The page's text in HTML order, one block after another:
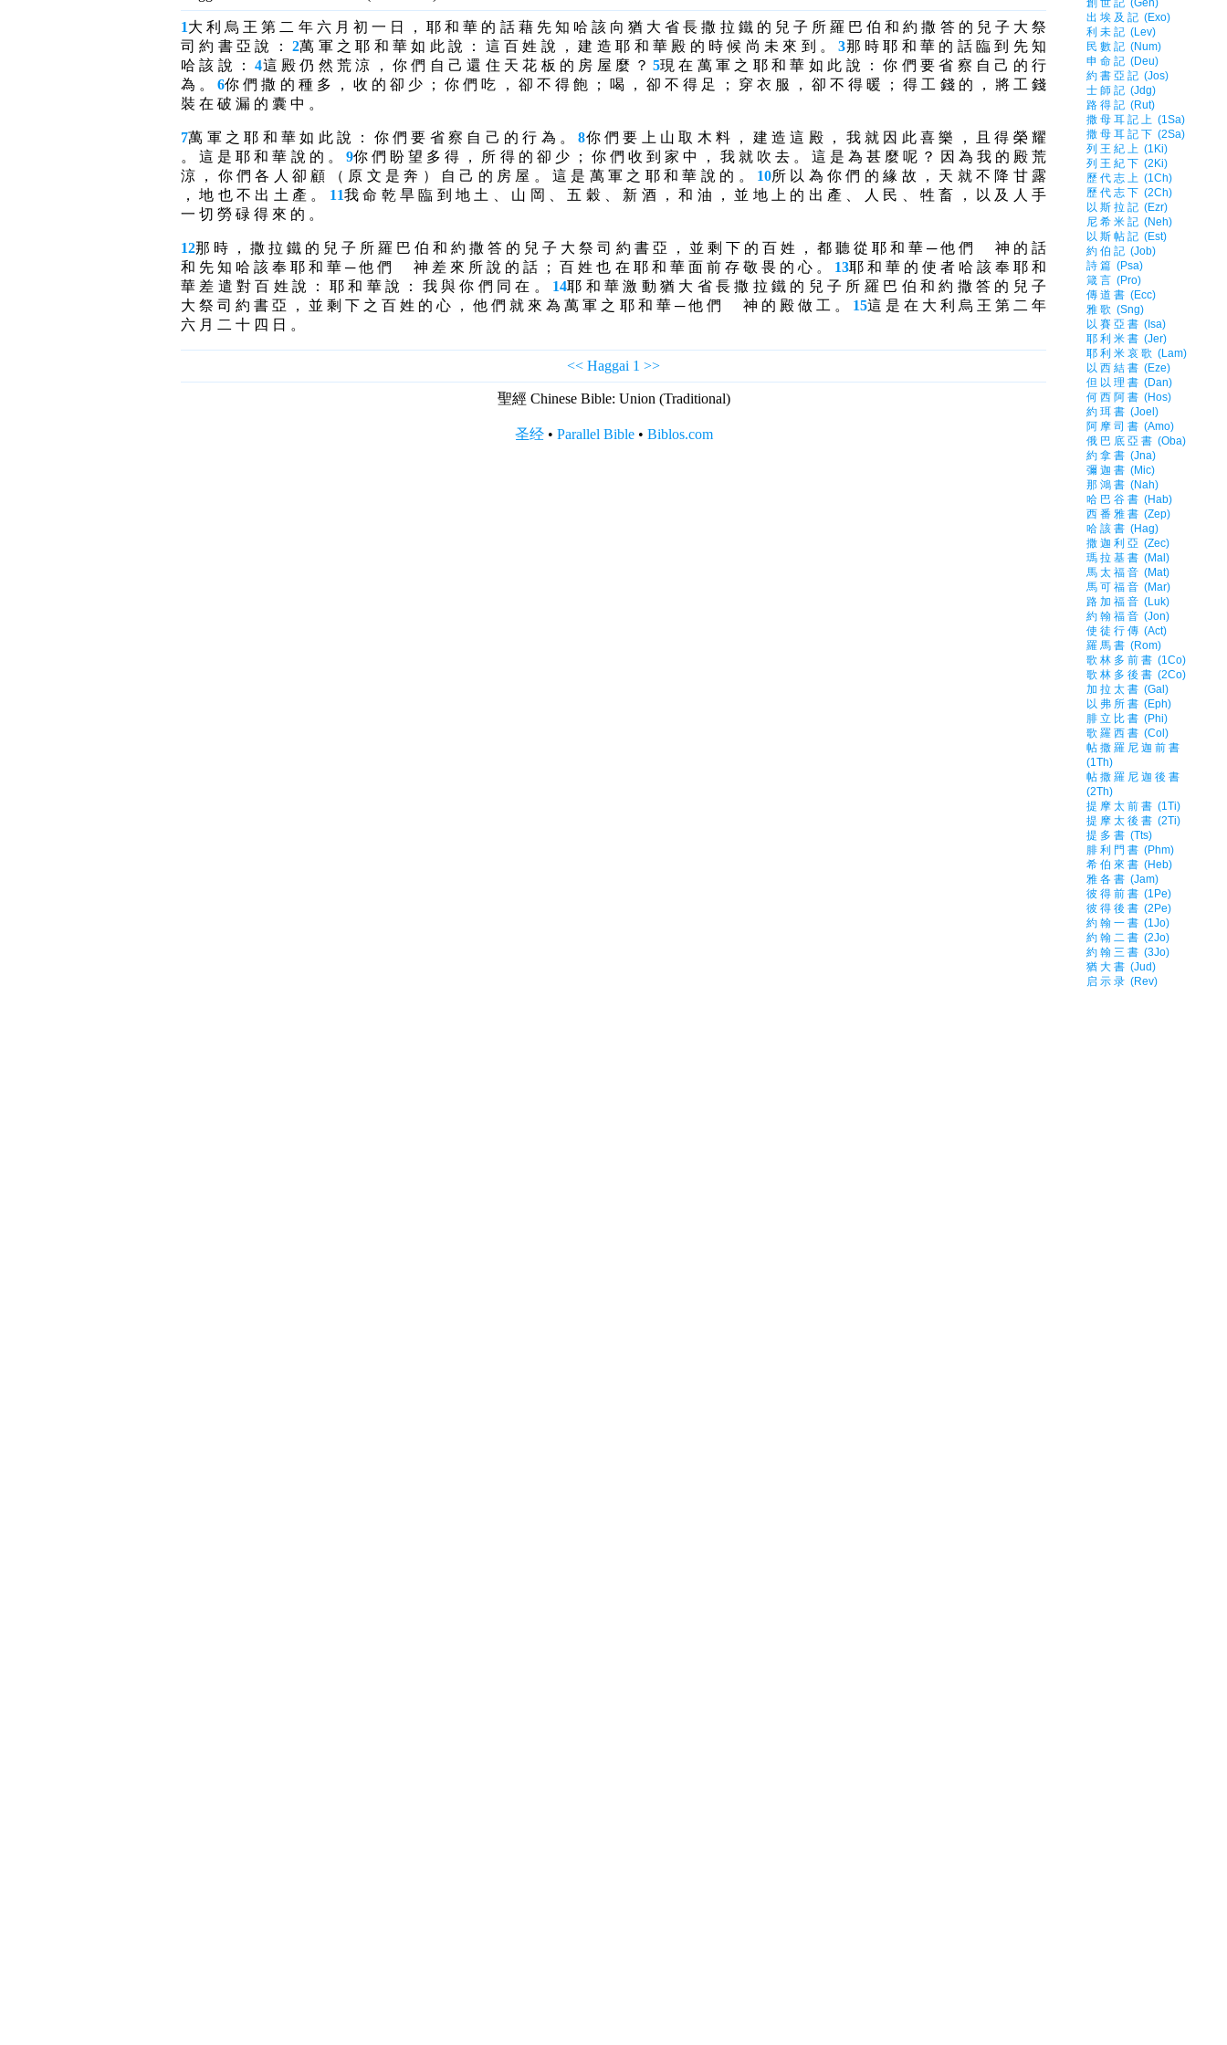
1大 利 烏 王 第 二 年 六 月 初 一 日 ， 耶 和 華 的 話 藉 先 知 哈 該 向 猶 大 省 長 撒 拉 鐵 的 兒 子 所 羅 巴 伯 和 約 撒 答 的 兒 子 大 祭
司 約 書 亞 說 ：2萬 軍 之 耶 和 華 如 此 說 ： 這 百 姓 說 ， 建 造 耶 和 華 殿 的 時 候 尚 未 來 到 。3那 時 耶 和 華 的 話 臨 到 先 知
哈 該 說 ：4這 殿 仍 然 荒 涼 ， 你 們 自 己 還 住 天 花 板 的 房 屋 麼 ？ 5現 在 萬 軍 之 耶 和 華 如 此 說 ： 你 們 要 省 察 自 己 的 行
為 。6你 們 撒 的 種 多 ， 收 的 卻 少 ； 你 們 吃 ， 卻 不 得 飽 ； 喝 ， 卻 不 得 足 ； 穿 衣 服 ， 卻 不 得 暖 ； 得 工 錢 的 ， 將 工 錢
裝 在 破 漏 的 囊 中 。
7萬 軍 之 耶 和 華 如 此 說 ： 你 們 要 省 察 自 己 的 行 為 。8你 們 要 上 山 取 木 料 ， 建 造 這 殿 ， 我 就 因 此 喜 樂 ， 且 得 榮 耀
。 這 是 耶 和 華 說 的 。 9你 們 盼 望 多 得 ， 所 得 的 卻 少 ； 你 們 收 到 家 中 ， 我 就 吹 去 。 這 是 為 甚 麼 呢 ？ 因 為 我 的 殿 荒
涼 ， 你 們 各 人 卻 顧 （ 原 文 是 奔 ） 自 己 的 房 屋 。 這 是 萬 軍 之 耶 和 華 說 的 。 10所 以 為 你 們 的 緣 故 ， 天 就 不 降 甘 露
， 地 也 不 出 土 產 。 11我 命 乾 旱 臨 到 地 土 、 山 岡 、 五 穀 、 新 酒 ， 和 油 ， 並 地 上 的 出 產 、 人 民 、 牲 畜 ， 以 及 人 手
一 切 勞 碌 得 來 的 。
12那 時 ， 撒 拉 鐵 的 兒 子 所 羅 巴 伯 和 約 撒 答 的 兒 子 大 祭 司 約 書 亞 ， 並 剩 下 的 百 姓 ， 都 聽 從 耶 和 華 ─ 他 們 神 的 話
和 先 知 哈 該 奉 耶 和 華 ─ 他 們 神 差 來 所 說 的 話 ； 百 姓 也 在 耶 和 華 面 前 存 敬 畏 的 心 。 13耶 和 華 的 使 者 哈 該 奉 耶 和
華 差 遣 對 百 姓 說 ： 耶 和 華 說 ： 我 與 你 們 同 在 。 14耶 和 華 激 動 猶 大 省 長 撒 拉 鐵 的 兒 子 所 羅 巴 伯 和 約 撒 答 的 兒 子
大 祭 司 約 書 亞 ， 並 剩 下 之 百 姓 的 心 ， 他 們 就 來 為 萬 軍 之 耶 和 華 ─ 他 們 神 的 殿 做 工 。 15這 是 在 大 利 烏 王 第 二 年
六 月 二 十 四 日 。
<< Haggai 1 >>
聖經 Chinese Bible: Union (Traditional)
圣经• Parallel Bible• Biblos.com